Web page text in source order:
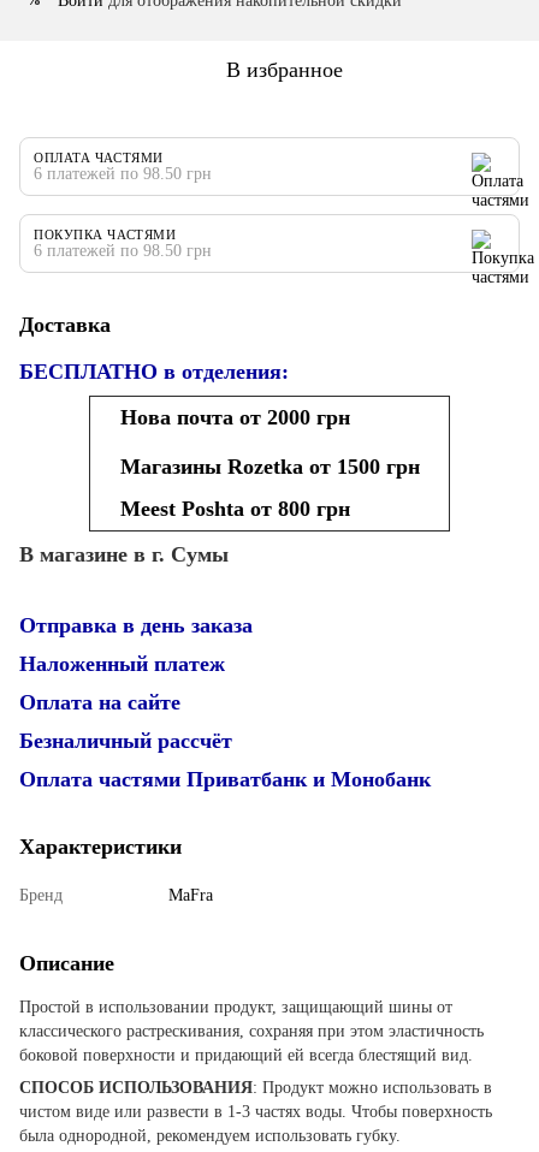
В избранное
ОПЛАТА ЧАСТЯМИ
6 платежей по 98.50 грн
ПОКУПКА ЧАСТЯМИ
6 платежей по 98.50 грн
Доставка
БЕСПЛАТНО в отделения:
Нова почта от 2000 грн
Магазины Rozetka от 1500 грн
Meest Poshta от 800 грн
В магазине в г. Сумы
Отправка в день заказа
Наложенный платеж
Оплата на сайте
Безналичный рассчёт
Оплата частями Приватбанк и Монобанк
Характеристики
Бренд MaFra
Описание
Простой в использовании продукт, защищающий шины от
классического растрескивания, сохраняя при этом эластичность
боковой поверхности и придающий ей всегда блестящий вид.
СПОСОБ ИСПОЛЬЗОВАНИЯ: Продукт можно использовать в
чистом виде или развести в 1-3 частях воды. Чтобы поверхность
была однородной, рекомендуем использовать губку.